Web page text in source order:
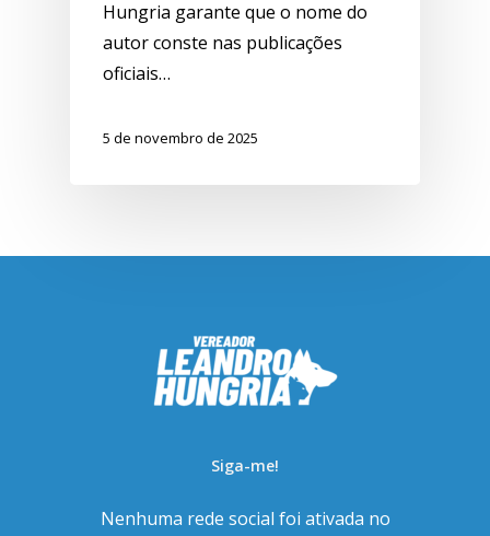
Hungria garante que o nome do
autor conste nas publicações
oficiais…
5 de novembro de 2025
Siga-me!
Nenhuma rede social foi ativada no